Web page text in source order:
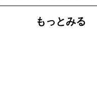
戸けいりん #和田健太郎
もっとみる